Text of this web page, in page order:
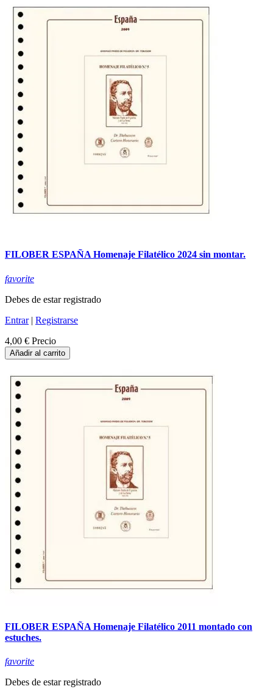
FILOBER ESPAÑA Homenaje Filatélico 2024 sin montar.
favorite
Debes de estar registrado
Entrar| Registrarse
4,00 € Precio
Añadir al carrito
FILOBER ESPAÑA Homenaje Filatélico 2011 montado con
estuches.
favorite
Debes de estar registrado